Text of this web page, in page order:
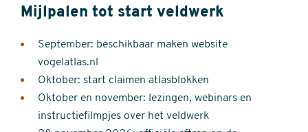
Mijlpalen tot start veldwerk
September: beschikbaar maken website
vogelatlas.nl
Oktober: start claimen atlasblokken
Oktober en november: lezingen, webinars en
instructiefilmpjes over het veldwerk